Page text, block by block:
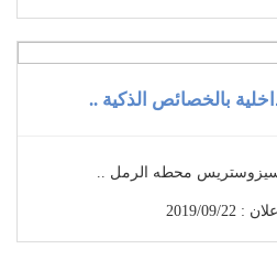
بالخصائص الذكية ..
09/22